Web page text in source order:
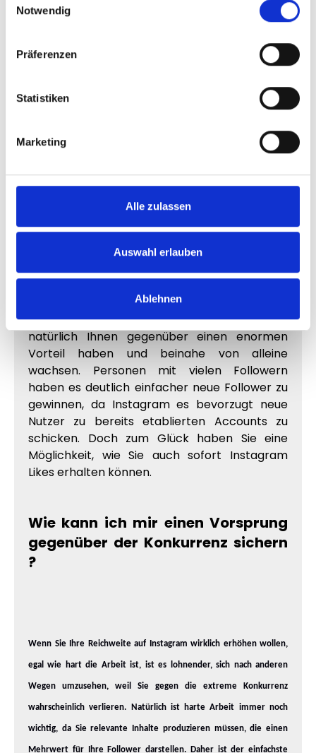
Notwendig
Präferenzen
Statistiken
Marketing
Alle zulassen
Auswahl erlauben
Ablehnen
Sie es schaffen eine substanzielle Reichweite
auf Instagram aufzubauen. Doch bevor Sie sich
an die Arbeit machen, müssen wir zunächst
klären, wie hoch die Erfolgschancen für Sie
Wie bereits erwähnt besitzt Instagram eine
denselben Traum, wie Sie verfolgen. Daher ist
es ganz logisch, dass Sie auf Instagram sehr
viel Konkurrenz erwarten wird, die ebenfalls
versuchen möglichst viele Instagram Likes und
Follower zu bekommen. Daher müssen Sie sich
gegen eine sehr große Masse an anderen
genauso hart an Ihrem Ziel arbeiten werden,
wie Sie.
Zudem gibt es die bereits etablierten
Accounts mit Millionen von Follower, die
natürlich Ihnen gegenüber einen enormen
Vorteil haben und beinahe von alleine
wachsen. Personen mit vielen Followern
haben es deutlich einfacher neue Follower zu
gewinnen, da Instagram es bevorzugt neue
Nutzer zu bereits etablierten Accounts zu
schicken. Doch zum Glück haben Sie eine
Möglichkeit, wie Sie auch sofort Instagram
Likes erhalten können.
Wie kann ich mir einen Vorsprung
gegenüber der Konkurrenz sichern
?
Wenn Sie Ihre Reichweite auf Instagram wirklich erhöhen wollen,
egal wie hart die Arbeit ist, ist es lohnender, sich nach anderen
Wegen umzusehen, weil Sie gegen die extreme Konkurrenz
wahrscheinlich verlieren. Natürlich ist harte Arbeit immer noch
wichtig, da Sie relevante Inhalte produzieren müssen, die einen
Mehrwert für Ihre Follower darstellen. Daher ist der einfachste